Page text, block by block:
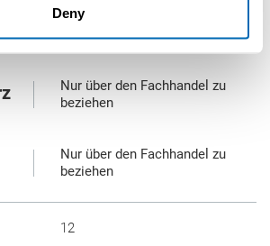
Deny
Nur über den Fachhandel zu
beziehen
Nur über den Fachhandel zu
beziehen
Nur über den Fachhandel zu
beziehen
12